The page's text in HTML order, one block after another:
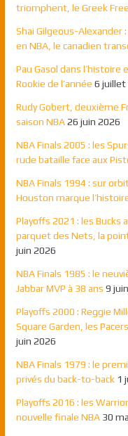
triomphent, le Greek
Shai Gilgeous-Alexander
en NBA, le canadien
Pau Gasol dans
Rookie de l’année 6 juillet
Rudy Gobert, deuxième
saison NBA 26 juin 2026
NBA Finals 2005 : les
rude bataille face aux
NBA Finals 1994 : sur
Houston marque
Playoffs 2021 : les Bucks
parquet des Nets, la
juin 2026
NBA Finals 1985 : le
Jabbar MVP à 38 ans 9
Playoffs 2000 : Reggie
Square Garden, les
juin 2026
NBA Finals 1979 : le
privés du back-to-back 1
Playoffs 2016 : les
nouvelle finale NBA 30